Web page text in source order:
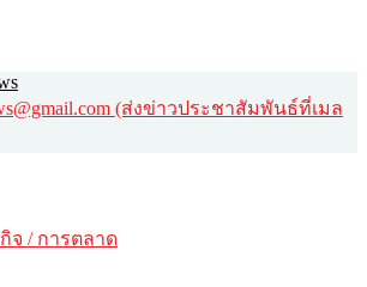
(ส่งข่าวประชาสัมพันธ์ที่เมล
จ / การตลาด